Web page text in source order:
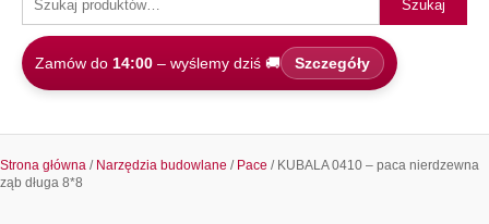
Szukaj
Zamów do 14:00 – wyślemy dziś 🚚 Szczegóły
Strona główna / Narzędzia budowlane / Pace / KUBALA 0410 – paca nierdzewna
ząb długa 8*8